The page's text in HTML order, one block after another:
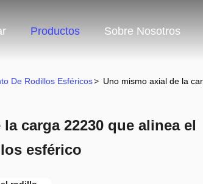
Productos Sobre Nosotros
De Rodillos Esféricos> Uno mismo axial de la
carga 22230 que alinea el
esférico